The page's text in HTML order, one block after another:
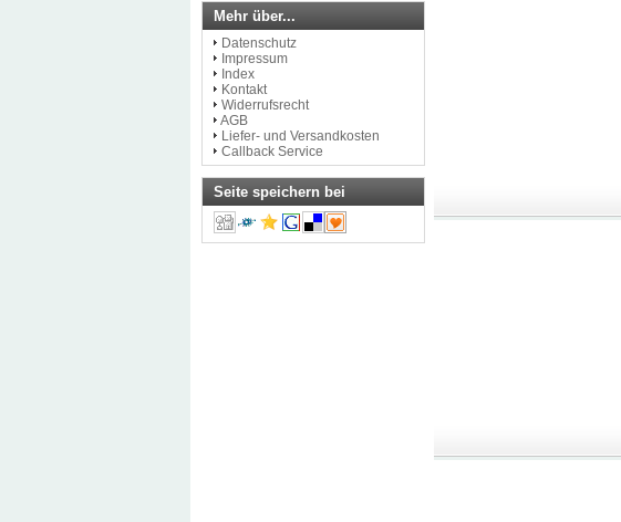
Mehr über...
Datenschutz
Impressum
Index
Kontakt
Widerrufsrecht
AGB
Liefer- und Versandkosten
Callback Service
Seite speichern bei